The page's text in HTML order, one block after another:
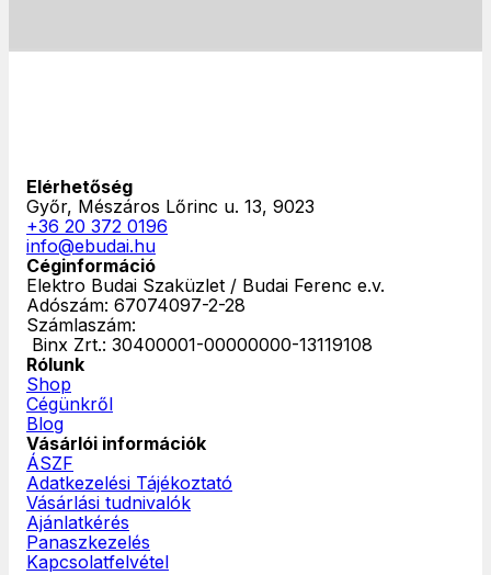
Elérhetőség
Győr, Mészáros Lőrinc u. 13, 9023
+36 20 372 0196
info@ebudai.hu
Céginformáció
Elektro Budai Szaküzlet / Budai Ferenc e.v.
Adószám: 67074097-2-28
Számlaszám:
‎ Binx Zrt.: 30400001-00000000-13119108
Rólunk
Shop
Cégünkről
Blog
Vásárlói információk
ÁSZF
Adatkezelési Tájékoztató
Vásárlási tudnivalók
Ajánlatkérés
Panaszkezelés
Kapcsolatfelvétel